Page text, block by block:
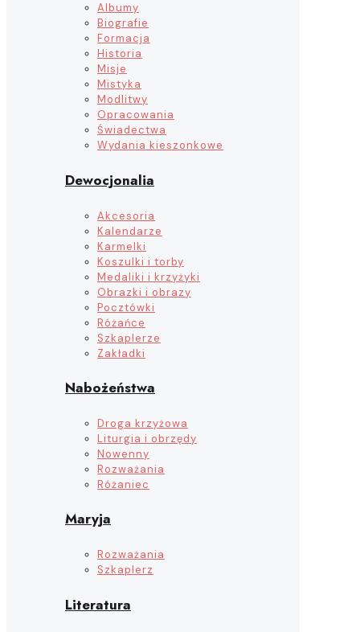
Albumy
Biografie
Formacja
Historia
Misje
Mistyka
Modlitwy
Opracowania
Świadectwa
Wydania kieszonkowe
Dewocjonalia
Akcesoria
Kalendarze
Karmelki
Koszulki i torby
Medaliki i krzyżyki
Obrazki i obrazy
Pocztówki
Różańce
Szkaplerze
Zakładki
Nabożeństwa
Droga krzyżowa
Liturgia i obrzędy
Nowenny
Rozważania
Różaniec
Maryja
Rozważania
Szkaplerz
Literatura